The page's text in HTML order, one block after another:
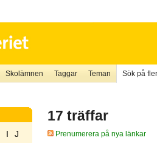
Skolämnen Taggar Teman Sök på
I
J
17 träffar
Prenumerera på nya länkar